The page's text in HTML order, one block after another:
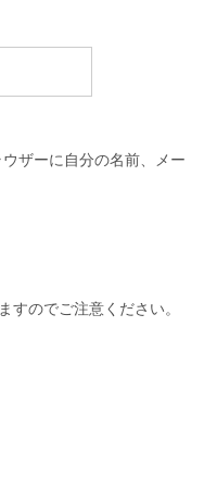
ザーに自分の名前、メー
すのでご注意ください。